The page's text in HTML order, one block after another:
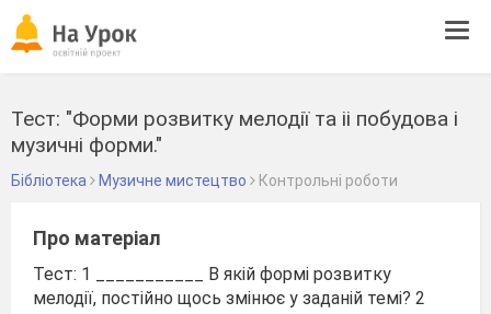
Тест: "Форми розвитку мелодії та іі побудова і
музичні форми."
Бібліотека Музичне мистецтво Контрольні роботи
Про матеріал
Тест: 1 ___________ В якій формі розвитку
мелодії, постійно щось змінює у заданій темі? 2